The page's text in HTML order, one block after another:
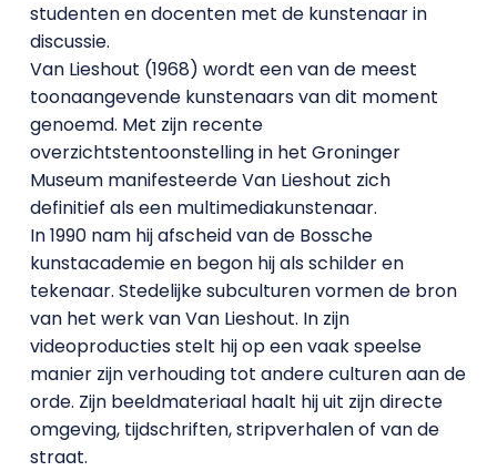
studenten en docenten met de kunstenaar in
discussie.
Van Lieshout (1968) wordt een van de meest
toonaangevende kunstenaars van dit moment
genoemd. Met zijn recente
overzichtstentoonstelling in het Groninger
Museum manifesteerde Van Lieshout zich
definitief als een multimediakunstenaar.
In 1990 nam hij afscheid van de Bossche
kunstacademie en begon hij als schilder en
tekenaar. Stedelijke subculturen vormen de bron
van het werk van Van Lieshout. In zijn
videoproducties stelt hij op een vaak speelse
manier zijn verhouding tot andere culturen aan de
orde. Zijn beeldmateriaal haalt hij uit zijn directe
omgeving, tijdschriften, stripverhalen of van de
straat.